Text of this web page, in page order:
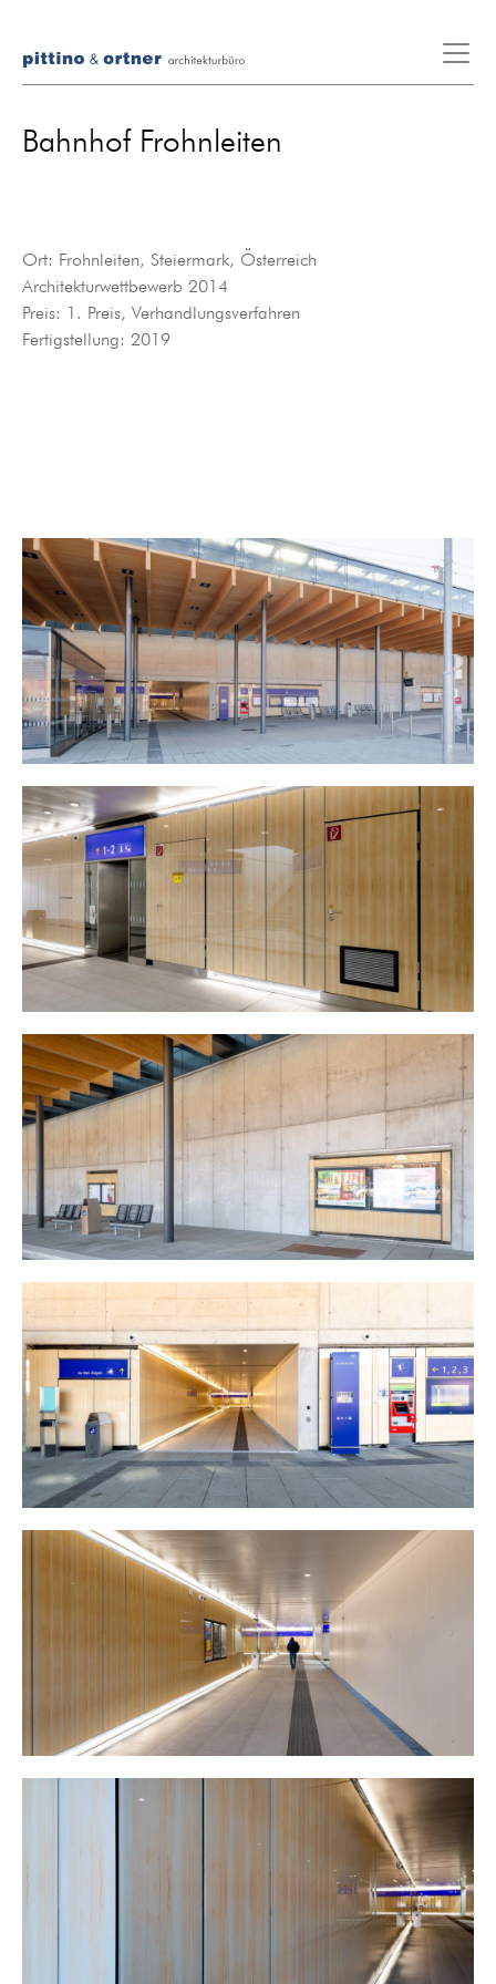
Bahnhof Frohnleiten
Ort: Frohnleiten, Steiermark, Österreich
Architekturwettbewerb 2014
Preis: 1. Preis, Verhandlungsverfahren
Fertigstellung: 2019